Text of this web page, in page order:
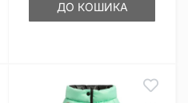
ДО КОШИКА